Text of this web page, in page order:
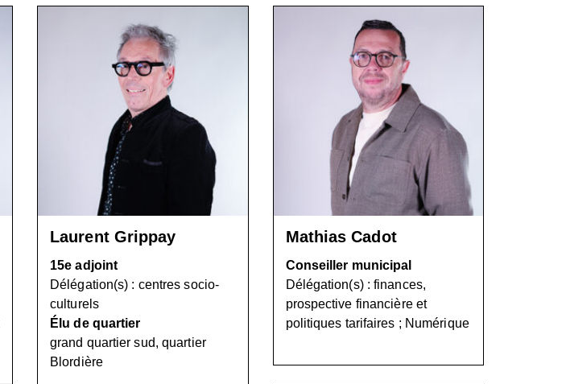
Laurent Grippay
15e adjoint
Délégation(s) : centres socio-
culturels
Élu de quartier
grand quartier sud, quartier
Blordière
Mathias Cadot
Conseiller municipal
Délégation(s) : finances,
prospective financière et
politiques tarifaires ; Numérique